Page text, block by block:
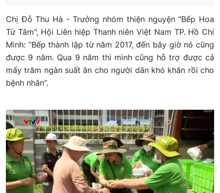
Chị Đỗ Thu Hà - Trưởng nhóm thiện nguyện "Bếp Hoa
Từ Tâm", Hội Liên hiệp Thanh niên Việt Nam TP. Hồ Chí
Minh: “Bếp thành lập từ năm 2017, đến bây giờ nó cũng
được 9 năm. Qua 9 năm thì mình cũng hỗ trợ được cả
mấy trăm ngàn suất ăn cho người dân khó khăn rồi cho
bệnh nhân”.